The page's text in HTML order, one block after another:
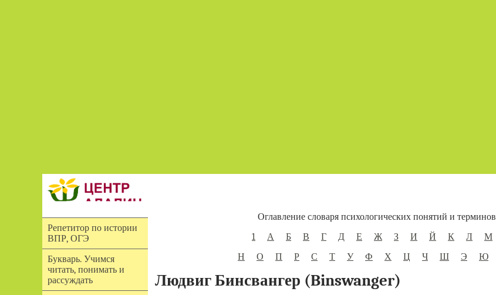
Репетитор по истории
ВПР, ОГЭ
Букварь. Учимся
читать, понимать и
рассуждать
Оглавление словаря психологических понятий и терминов
1
А Б В Г Д Е Ж З И Й К Л
М
Н
О П Р С Т У Ф Х Ц Ч Ш Э Ю
Людвиг Бинсвангер (Binswanger)